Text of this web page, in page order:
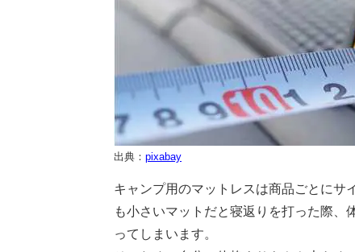
出典： pixabay
キャンプ用のマットレスは商品ごとにサ
も小さいマットだと寝返りを打った際、
ってしまいます。